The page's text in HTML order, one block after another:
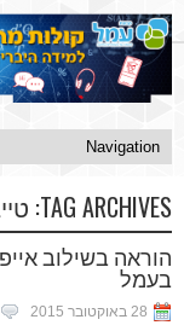
TAG ARCHIVES:
הוראה בשילוב
בעמל
28 באוקטובר 2015